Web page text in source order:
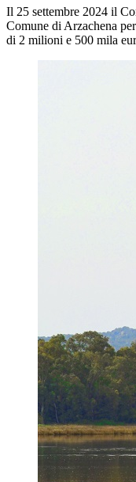
Il 25 settembre 2024 il
Comune di Arzachena
di 2 milioni e 500 mila